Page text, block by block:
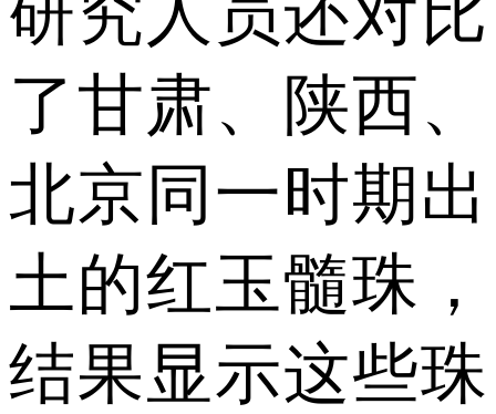
研究人员还对比
了甘肃、陕西、
北京同一时期出
土的红玉髓珠，
结果显示这些珠